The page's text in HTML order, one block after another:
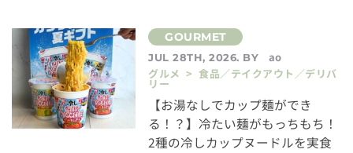
JUL 28TH, 2026. BY
ao
グルメ > 食品／テイクアウト／デリバ
リー
【お湯なしでカップ麺ができ
る！？】冷たい麺がもっちもち！
2種の冷しカップヌードルを実食